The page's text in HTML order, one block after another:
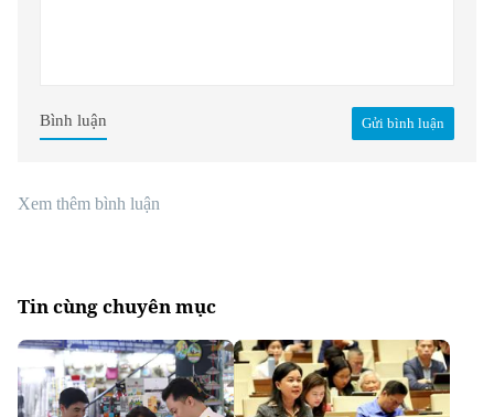
Gửi bình luận
Bình luận
Xem thêm bình luận
Tin cùng chuyên mục